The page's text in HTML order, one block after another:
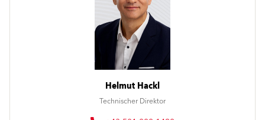
Helmut Hackl
Technischer Direktor